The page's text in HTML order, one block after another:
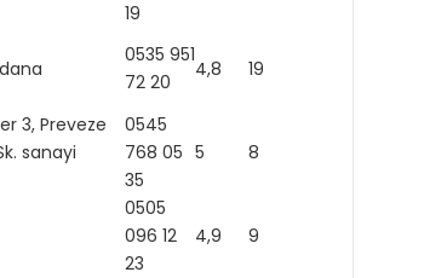
19
0535 951
72 20
4,8 19
3, Preveze
sanayi
0545
768 05
35
5 8
0505
096 12
23
4,9 9